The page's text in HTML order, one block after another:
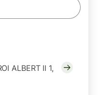
ALBERT II 1,